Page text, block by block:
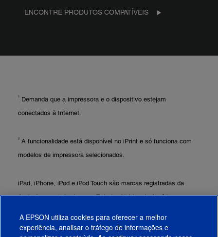
ENCONTRE PRODUTOS COMPATÍVEIS
1
Demanda que a impressora e o dispositivo estejam
conectados à Internet.
2 A funcionalidade está disponível no iPrint e só funciona com
modelos de impressora selecionados.
iPad, iPhone, iPod e iPod Touch são marcas registradas da
Apple Inc., registradas nos Estados Unidos da América e em
Apple Inc.
A EPSON utiliza cookies para oferecer a melhor
experiência, analisar o tráfego de informações e